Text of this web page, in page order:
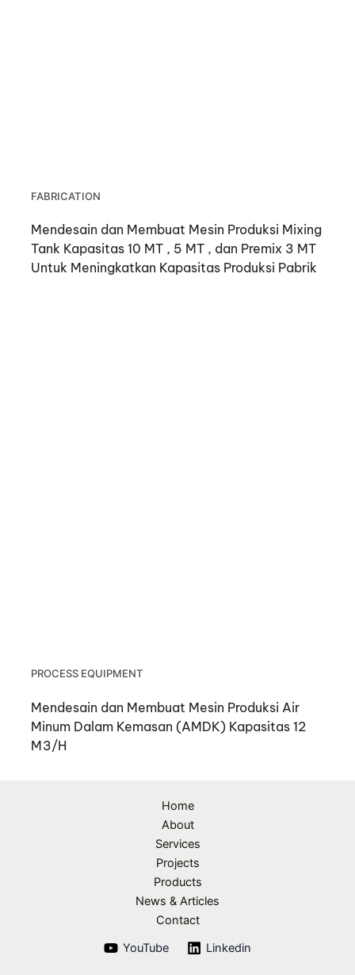
FABRICATION
Mendesain dan Membuat Mesin Produksi Mixing
Tank Kapasitas 10 MT , 5 MT , dan Premix 3 MT
Untuk Meningkatkan Kapasitas Produksi Pabrik
PROCESS EQUIPMENT
Mendesain dan Membuat Mesin Produksi Air
Minum Dalam Kemasan (AMDK) Kapasitas 12
M3/H
Home
About
Services
Projects
Products
News & Articles
Contact
YouTube
Linkedin